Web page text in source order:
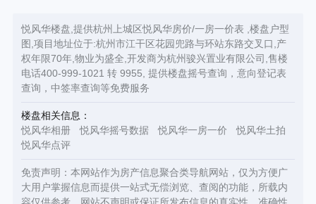
悦风华楼盘,提供杭州上城区悦风华房价/一房一价表 ,楼盘户型
图,项目地址位于:杭州市江干区花园兜路与环站东路交叉口,产
权年限70年,物业为盛全,开发商为杭州骏兴置业有限公司,售楼
电话400-999-1021 转 9955, 提供楼盘摇号查询，意向登记表
查询，中签率查询等免费服务
楼盘相关信息：
悦风华相册
悦风华摇号数据 悦风华一房一价
悦风华土拍
悦风华点评
免责声明：本网站作为房产信息聚合类导航网站，仅为方便广
大用户掌握信息而提供一站式无偿浏览、查阅的功能，所载内